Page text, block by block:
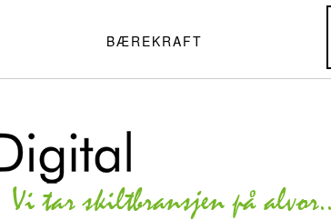
BÆREKRAFT